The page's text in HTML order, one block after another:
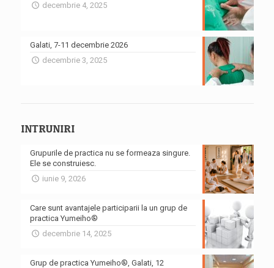
decembrie 4, 2025
Galati, 7-11 decembrie 2026
decembrie 3, 2025
INTRUNIRI
Grupurile de practica nu se formeaza singure.
Ele se construiesc.
iunie 9, 2026
Care sunt avantajele participarii la un grup de
practica Yumeiho®
decembrie 14, 2025
Grup de practica Yumeiho®, Galati, 12